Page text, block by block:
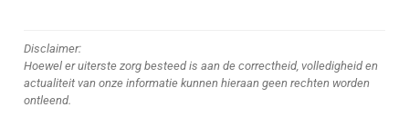
Disclaimer:
Hoewel er uiterste zorg besteed is aan de correctheid, volledigheid en
actualiteit van onze informatie kunnen hieraan geen rechten worden
ontleend.